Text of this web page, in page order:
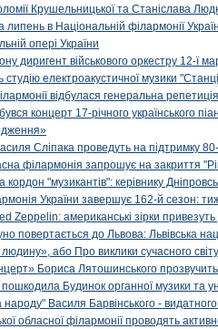
Крушельницької та Станіслава
в Національній філармонії
опері України
диригент військового оркестру 12-ї
електроакустичної музики
відбулася генеральна
концерт 17-річного українського
Сліпака проведуть на підтримку
філармонія запрошує на закриття
"музикантів": керівнику
України завершує 162-й сезон:
Zeppelin: американські зірки
повертається до Львова: Львівська
або Про виклики сучасного світу
Бориса Лятошинського
Будинок органної музики та
народу" Василя Барвінського -
обласної філармонії проводять